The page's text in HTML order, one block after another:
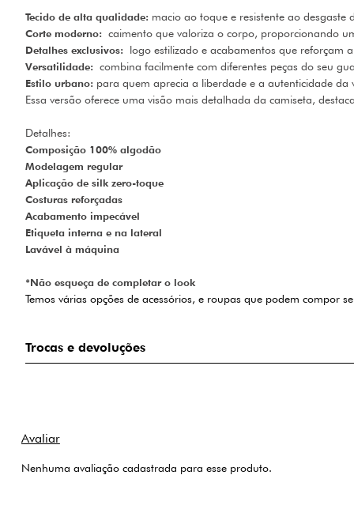
Tecido de alta qualidade: macio ao toque e resistente ao desgaste
Corte moderno: caimento que valoriza o corpo, proporcionando
Detalhes exclusivos: logo estilizado e acabamentos que reforçam
Versatilidade: combina facilmente com diferentes peças do seu
Estilo urbano: para quem aprecia a liberdade e a autenticidade da
Essa versão oferece uma visão mais detalhada da camiseta,
Detalhes:
Composição 100% algodão
Modelagem regular
Aplicação de silk zero-toque
Costuras reforçadas
Acabamento impecável
Etiqueta interna e na lateral
Lavável à máquina
*Não esqueça de completar o look
Temos várias opções de acessórios, e roupas que podem compor
Trocas e devoluções
Nenhuma avaliação cadastrada para esse produto.